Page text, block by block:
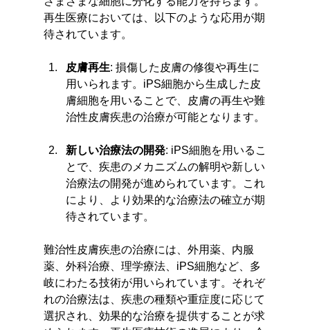
再生医療においては、以下のような応用が期
待されています。
皮膚再生: 損傷した皮膚の修復や再生に
用いられます。iPS細胞から生成した皮
膚細胞を用いることで、皮膚の再生や難
治性皮膚疾患の治療が可能となります。
新しい治療法の開発: iPS細胞を用いるこ
とで、疾患のメカニズムの解明や新しい
治療法の開発が進められています。これ
により、より効果的な治療法の確立が期
待されています。
難治性皮膚疾患の治療には、外用薬、内服
薬、外科治療、理学療法、iPS細胞など、多
岐にわたる技術が用いられています。それぞ
れの治療法は、疾患の種類や重症度に応じて
選択され、効果的な治療を提供することが求